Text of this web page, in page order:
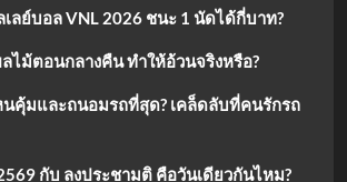
เลย์บอล VNL 2026 ชนะ 1 นัดได้กี่บาท?
ไม้ตอนกลางคืน ทำให้อ้วนจริงหรือ?
คุ้มและถนอมรถที่สุด? เคล็ดลับที่คนรักรถ
กับ ลงประชามติ คือวันเดียวกันไหม?